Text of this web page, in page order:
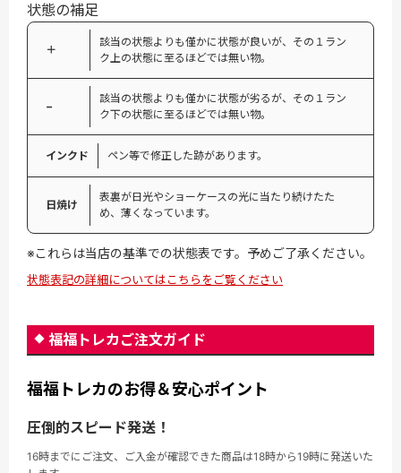
状態の補足
＋
該当の状態よりも僅かに状態が良いが、その１ラン
ク上の状態に至るほどでは無い物。
−
該当の状態よりも僅かに状態が劣るが、その１ラン
ク下の状態に至るほどでは無い物。
インクド ペン等で修正した跡があります。
日焼け
表裏が日光やショーケースの光に当たり続けたた
め、薄くなっています。
※これらは当店の基準での状態表です。予めご了承ください。
状態表記の詳細についてはこちらをご覧ください
福福トレカご注文ガイド
福福トレカのお得＆安心ポイント
圧倒的スピード発送！
16時までにご注文、ご入金が確認できた商品は18時から19時に発送いた